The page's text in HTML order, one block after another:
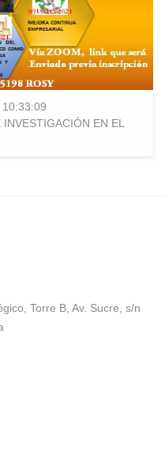
EN EL
Torre B, Av. Sucre, s/n